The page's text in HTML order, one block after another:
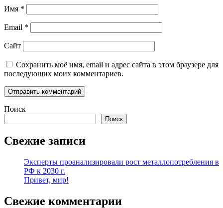
Имя *
Email *
Сайт
Сохранить моё имя, email и адрес сайта в этом браузере для
последующих моих комментариев.
Поиск
Поиск
Свежие записи
Эксперты проанализировали рост металлопотребления в
РФ к 2030 г.
Привет, мир!
Свежие комментарии